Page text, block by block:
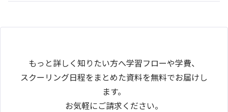
もっと詳しく知りたい方へ学習フローや学費、
スクーリング日程をまとめた資料を無料でお届けし
ます。
お気軽にご請求ください。